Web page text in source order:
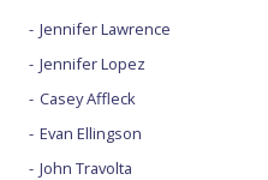
Jennifer Lawrence
Jennifer Lopez
Casey Affleck
Evan Ellingson
John Travolta